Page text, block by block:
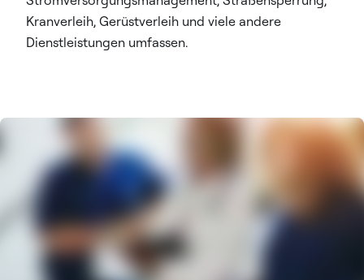
Kranverleih, Gerüstverleih und viele andere
Dienstleistungen umfassen.​